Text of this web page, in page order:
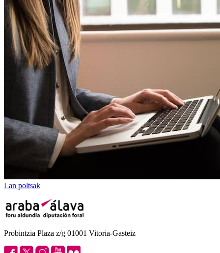
Lan poltsak
Probintzia Plaza z/g 01001 Vitoria-Gasteiz